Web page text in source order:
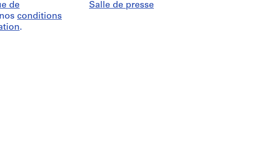
de
conditions
.
Salle de presse